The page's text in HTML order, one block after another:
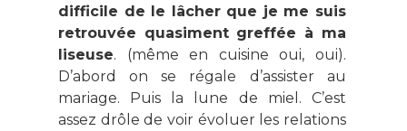
difficile de le lâcher que je me suis
retrouvée quasiment greffée à ma
liseuse. (même en cuisine oui, oui).
D’abord on se régale d’assister au
mariage. Puis la lune de miel. C’est
assez drôle de voir évoluer les relations